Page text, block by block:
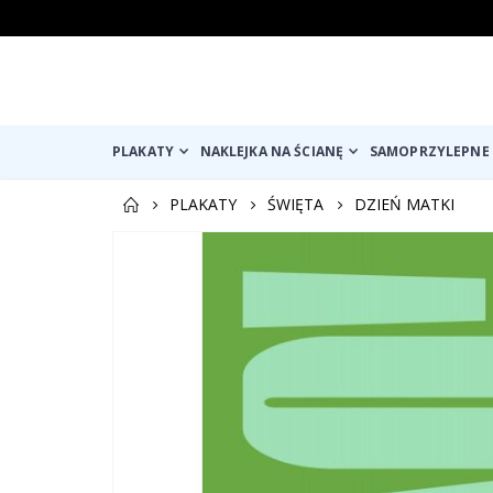
PLAKATY NAKLEJKA NA ŚCIANĘ
PLAKATY ŚWIĘTA
DZIEŃ MATKI